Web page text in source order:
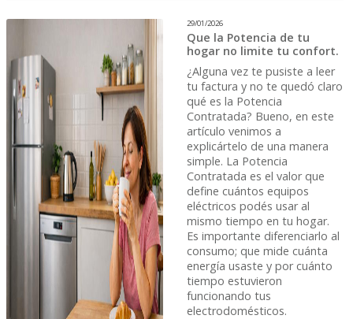
29/01/2026
Que la Potencia de tu
hogar no limite tu confort.
¿Alguna vez te pusiste a leer
tu factura y no te quedó claro
qué es la Potencia
Contratada? Bueno, en este
artículo venimos a
explicártelo de una manera
simple. La Potencia
Contratada es el valor que
define cuántos equipos
eléctricos podés usar al
mismo tiempo en tu hogar.
Es importante diferenciarlo al
consumo; que mide cuánta
energía usaste y por cuánto
tiempo estuvieron
funcionando tus
electrodomésticos.